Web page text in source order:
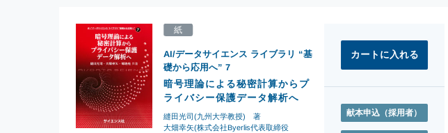
暗号理論による秘密計算からプ
ライバシー保護データ解析へ
AI/データサイエンス ライブラリ “基
礎から応用へ” 7
縫田光司(九州大学教授) 著
大畑幸矢(株式会社Byerlis代表取締役
紙
献本申込 （採用者）